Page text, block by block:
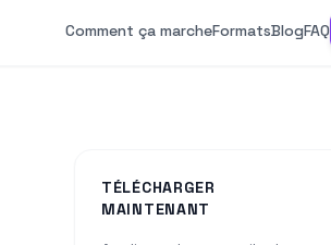
Comment ça marcheFormatsBlogFAQ
TÉLÉCHARGER
MAINTENANT